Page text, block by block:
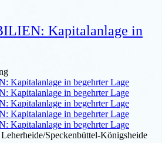
Kapitalanlage in
Speckenbüttel-Königsheide